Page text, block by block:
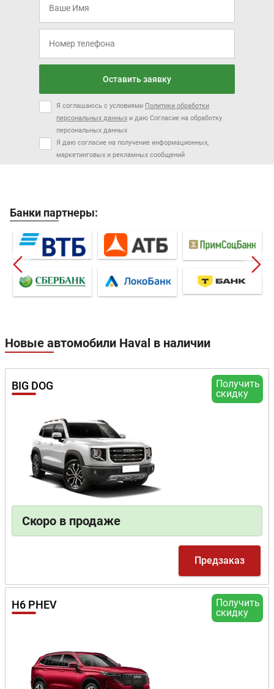
Оставить заявку
Я соглашаюсь с условиями Политики обработки
персональных данных и даю Согласие на обработку
персональных данных
Я даю согласие на получение информационных,
маркетинговых и рекламных сообщений
Банки партнеры:
Новые автомобили Haval в наличии
Получить
скидку
BIG DOG
Скоро в продаже
Предзаказ
Получить
скидку
H6 PHEV